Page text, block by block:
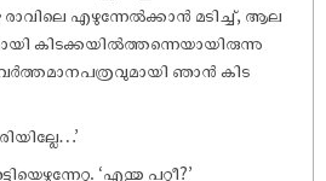
രാവിലെ എഴുന്നേൽക്കാൻ മടിച്ച്, ആല
കിടക്കയിൽത്തന്നെയായിരുന്നു
ഞാൻ കിട
‘എന്തു പറ്റീ?’